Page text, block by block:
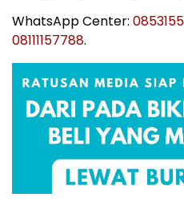
WhatsApp Center:
08111157788.